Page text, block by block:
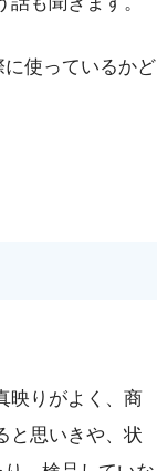
使っているかど
映りがよく、商
と思いきや、状